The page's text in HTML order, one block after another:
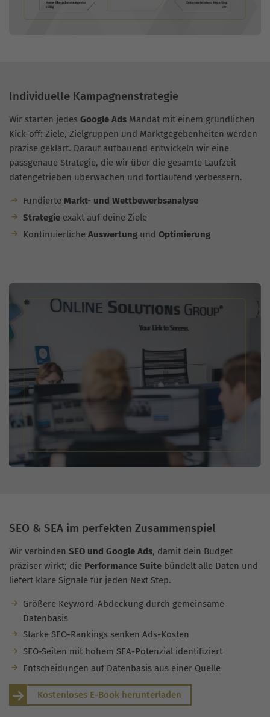
Individuelle Kampagnenstrategie
Wir starten jedes Google Ads Mandat mit einem gründlichen
Kick-off: Ziele, Zielgruppen und Marktgegebenheiten werden
präzise geklärt. Darauf aufbauend entwickeln wir eine
passgenaue Strategie, die wir über die gesamte Laufzeit
datengetrieben überwachen und fortlaufend verbessern.
Fundierte Markt- und Wettbewerbsanalyse
Strategieexakt auf deine Ziele
Kontinuierliche Auswertungund Optimierung
SEO & SEA im perfekten Zusammenspiel
Wir verbinden SEO und Google Ads, damit dein Budget
präziser wirkt; die Performance Suite bündelt alle Daten und
liefert klare Signale für jeden Next Step.
Größere Keyword-Abdeckung durch gemeinsame
Datenbasis
Starke SEO-Rankings senken Ads-Kosten
SEO-Seiten mit hohem SEA-Potenzial identifiziert
Entscheidungen auf Datenbasis aus einer Quelle
Kostenloses E-Book herunterladen